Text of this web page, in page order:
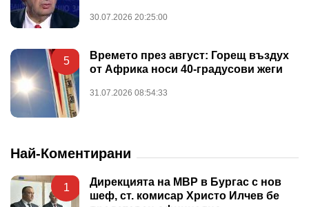
30.07.2026 20:25:00
5
Времето през август: Горещ въздух
от Африка носи 40-градусови жеги
31.07.2026 08:54:33
Най-Коментирани
1
Дирекцията на МВР в Бургас с нов
шеф, ст. комисар Христо Илчев бе